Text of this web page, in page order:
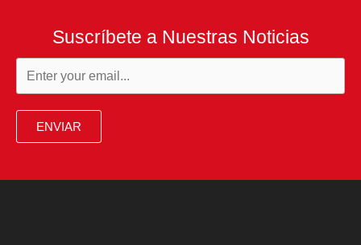
Suscríbete a Nuestras Noticias
ENVIAR